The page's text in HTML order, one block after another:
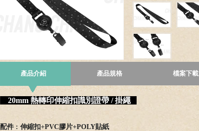
產品介紹 產品規格 檔案下載
20mm 熱轉印伸縮扣識別證帶 / 掛繩
配件 : 伸縮扣+PVC膠片+POLY貼紙